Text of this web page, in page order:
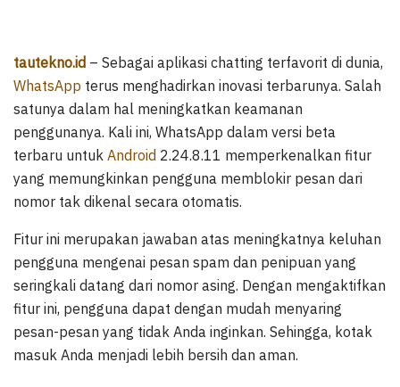
tautekno.id – Sebagai aplikasi chatting terfavorit di dunia,
WhatsApp terus menghadirkan inovasi terbarunya. Salah
satunya dalam hal meningkatkan keamanan
penggunanya. Kali ini, WhatsApp dalam versi beta
terbaru untuk Android 2.24.8.11 memperkenalkan fitur
yang memungkinkan pengguna memblokir pesan dari
nomor tak dikenal secara otomatis.
Fitur ini merupakan jawaban atas meningkatnya keluhan
pengguna mengenai pesan spam dan penipuan yang
seringkali datang dari nomor asing. Dengan mengaktifkan
fitur ini, pengguna dapat dengan mudah menyaring
pesan-pesan yang tidak Anda inginkan. Sehingga, kotak
masuk Anda menjadi lebih bersih dan aman.